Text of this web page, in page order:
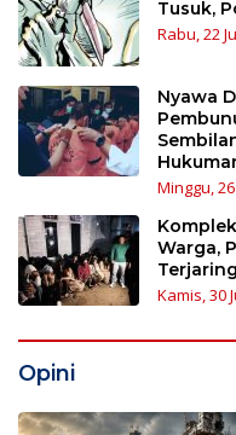
Tusuk,
Rabu, 22
Nyawa
Minggu,
Warga,
Terjaring
Kamis, 30
Opini